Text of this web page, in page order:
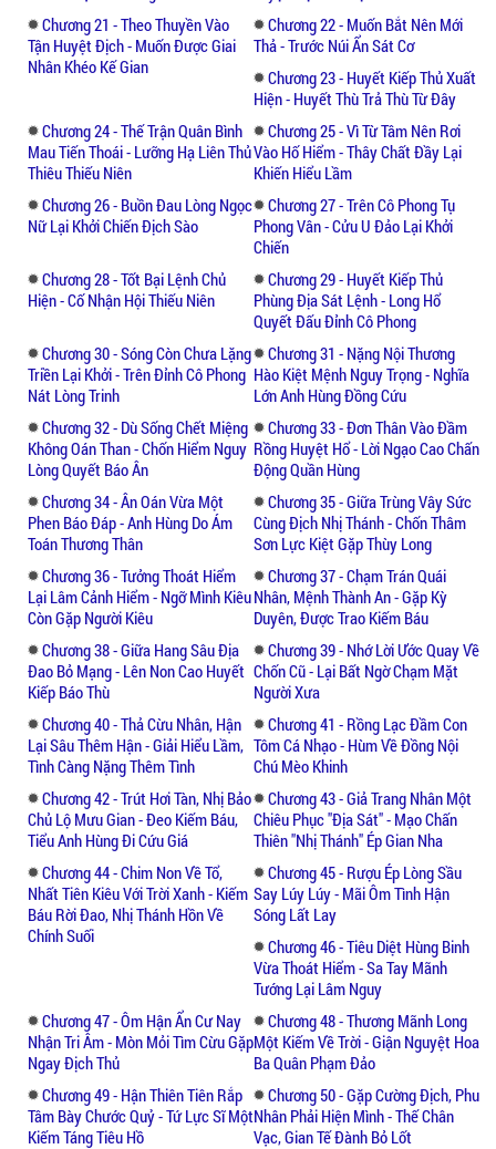
Chương 21 - Theo Thuyền Vào
Tận Huyệt Địch - Muốn Được Giai
Nhân Khéo Kế Gian
Chương 22 - Muốn Bắt Nên Mới
Thả - Trước Núi Ẩn Sát Cơ
Chương 23 - Huyết Kiếp Thủ Xuất
Hiện - Huyết Thù Trả Thù Từ Đây
Chương 24 - Thế Trận Quân Bình
Mau Tiến Thoái - Lưỡng Hạ Liên Thủ
Thiêu Thiếu Niên
Chương 25 - Vì Từ Tâm Nên Rơi
Vào Hố Hiểm - Thây Chất Đầy Lại
Khiến Hiểu Lầm
Chương 26 - Buồn Đau Lòng Ngọc
Nữ Lại Khởi Chiến Địch Sào
Chương 27 - Trên Cô Phong Tụ
Phong Vân - Cửu U Đảo Lại Khởi
Chiến
Chương 28 - Tốt Bại Lệnh Chủ
Hiện - Cố Nhận Hội Thiếu Niên
Chương 29 - Huyết Kiếp Thủ
Phùng Địa Sát Lệnh - Long Hổ
Quyết Đấu Đỉnh Cô Phong
Chương 30 - Sóng Còn Chưa Lặng
Triền Lại Khởi - Trên Đỉnh Cô Phong
Nát Lòng Trinh
Chương 31 - Nặng Nội Thương
Hào Kiệt Mệnh Nguy Trọng - Nghĩa
Lớn Anh Hùng Đồng Cứu
Chương 32 - Dù Sống Chết Miệng
Không Oán Than - Chốn Hiểm Nguy
Lòng Quyết Báo Ân
Chương 33 - Đơn Thân Vào Đầm
Rồng Huyệt Hổ - Lời Ngạo Cao Chấn
Động Quần Hùng
Chương 34 - Ân Oán Vừa Một
Phen Báo Đáp - Anh Hùng Do Ám
Toán Thương Thân
Chương 35 - Giữa Trùng Vây Sức
Cùng Địch Nhị Thánh - Chốn Thâm
Sơn Lực Kiệt Gặp Thùy Long
Chương 36 - Tưởng Thoát Hiểm
Lại Lâm Cảnh Hiểm - Ngỡ Mình Kiêu
Còn Gặp Người Kiêu
Chương 37 - Chạm Trán Quái
Nhân, Mệnh Thành An - Gặp Kỳ
Duyên, Được Trao Kiếm Báu
Chương 38 - Giữa Hang Sâu Địa
Đao Bỏ Mạng - Lên Non Cao Huyết
Kiếp Báo Thù
Chương 39 - Nhớ Lời Ước Quay Về
Chốn Cũ - Lại Bất Ngờ Chạm Mặt
Người Xưa
Chương 40 - Thả Cừu Nhân, Hận
Lại Sâu Thêm Hận - Giải Hiểu Lầm,
Tình Càng Nặng Thêm Tình
Chương 41 - Rồng Lạc Đầm Con
Tôm Cá Nhạo - Hùm Về Đồng Nội
Chú Mèo Khinh
Chương 42 - Trút Hơi Tàn, Nhị Bảo
Chủ Lộ Mưu Gian - Đeo Kiếm Báu,
Tiểu Anh Hùng Đi Cứu Giá
Chương 43 - Giả Trang Nhân Một
Chiêu Phục "địa Sát" - Mạo Chấn
Thiên "nhị Thánh" Ép Gian Nha
Chương 44 - Chim Non Về Tổ,
Nhất Tiên Kiêu Với Trời Xanh - Kiếm
Báu Rời Đao, Nhị Thánh Hồn Về
Chính Suối
Chương 45 - Rượu Ép Lòng Sầu
Say Lúy Lúy - Mãi Ôm Tình Hận
Sóng Lất Lay
Chương 46 - Tiêu Diệt Hùng Binh
Vừa Thoát Hiểm - Sa Tay Mãnh
Tướng Lại Lâm Nguy
Chương 47 - Ôm Hận Ẩn Cư Nay
Nhận Tri Âm - Mòn Mỏi Tìm Cừu Gặp
Ngay Địch Thủ
Chương 48 - Thương Mãnh Long
Một Kiếm Về Trời - Giận Nguyệt Hoa
Ba Quân Phạm Đảo
Chương 49 - Hận Thiên Tiên Rắp
Tâm Bày Chước Quỷ - Tứ Lực Sĩ Một
Kiếm Táng Tiêu Hồ
Chương 50 - Gặp Cường Địch, Phu
Nhân Phải Hiện Mình - Thế Chân
Vạc, Gian Tế Đành Bỏ Lốt